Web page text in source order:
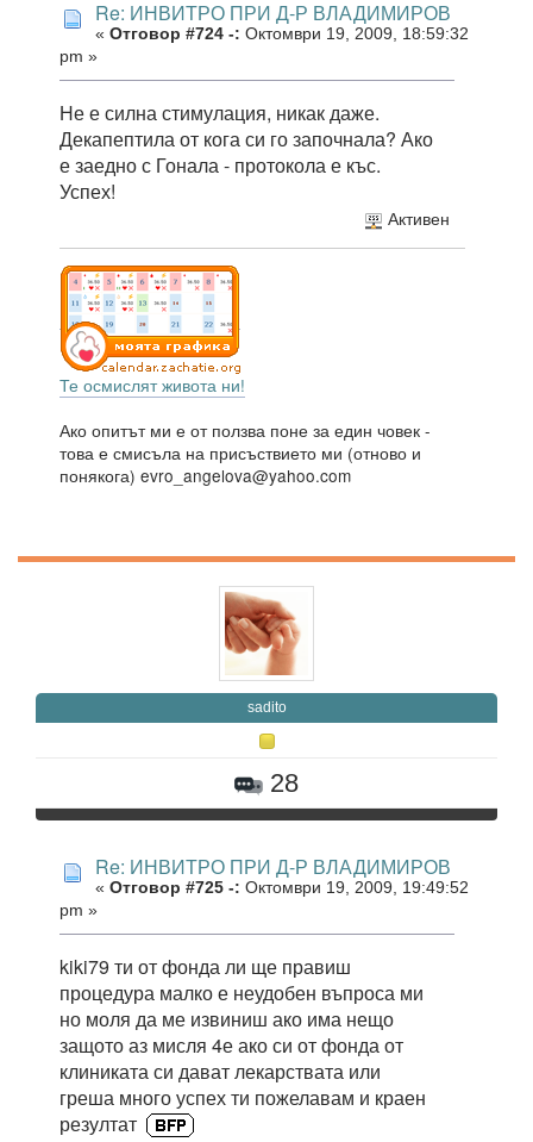
Re: ИНВИТРО ПРИ Д-Р ВЛАДИМИРОВ
« Отговор #724 -: Октомври 19, 2009, 18:59:32
pm »
Не е силна стимулация, никак даже.
Декапептила от кога си го започнала? Ако
е заедно с Гонала - протокола е къс.
Успех!
Активен
Те осмислят живота ни!
Ако опитът ми е от ползва поне за един човек -
това е смисъла на присъствието ми (отново и
понякога) evro_angelova@yahoo.com
sadito
28
Re: ИНВИТРО ПРИ Д-Р ВЛАДИМИРОВ
« Отговор #725 -: Октомври 19, 2009, 19:49:52
pm »
kiki79 ти от фонда ли ще правиш
процедура малко е неудобен въпроса ми
но моля да ме извиниш ако има нещо
защото аз мисля 4е ако си от фонда от
клиниката си дават лекарствата или
греша много успех ти пожелавам и краен
резултат